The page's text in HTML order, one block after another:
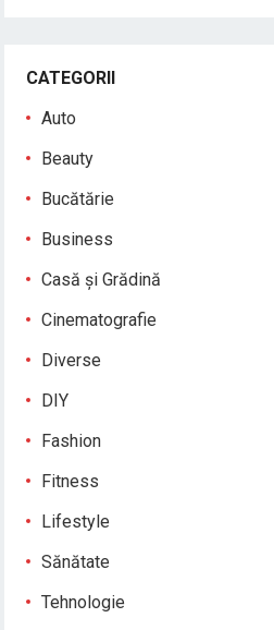
CATEGORII
Auto
Beauty
Bucătărie
Business
Casă și Grădină
Cinematografie
Diverse
DIY
Fashion
Fitness
Lifestyle
Sănătate
Tehnologie